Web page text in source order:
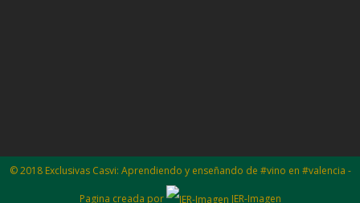
© 2018 Exclusivas Casvi: Aprendiendo y enseñando de #vino en #valencia -
Pagina creada por JER-Imagen